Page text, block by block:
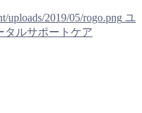
uploads/2019/05/rogo.png ユ
タルサポートケア